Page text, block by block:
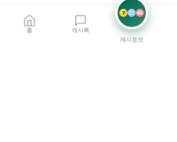
홈 캐시톡
7 21 42
캐시로또